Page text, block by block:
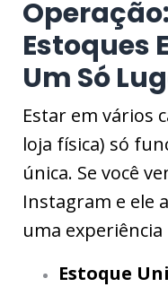
Estoques
Um Só
Estar em vários
loja física) só
única. Se você
Instagram e ele
uma
Estoque